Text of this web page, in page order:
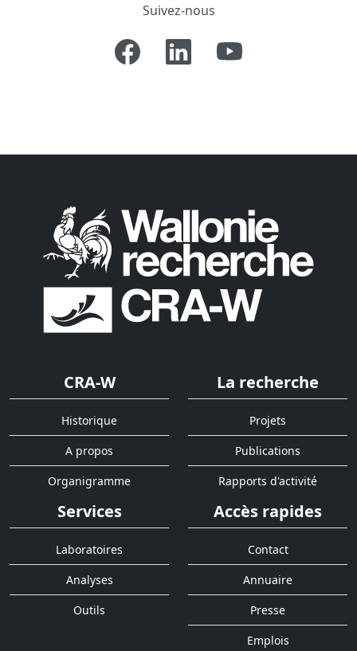
Suivez-nous
CRA-W
Historique
A propos
Organigramme
La recherche
Projets
Publications
Rapports d'activité
Services
Laboratoires
Analyses
Outils
Accès rapides
Contact
Annuaire
Presse
Emplois